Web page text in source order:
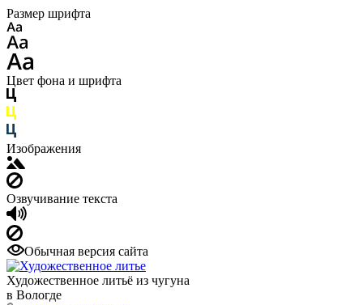
Размер шрифта
Цвет фона и шрифта
Изображения
Озвучивание текста
Обычная версия сайта
Художественное литьё из чугуна
в Вологде